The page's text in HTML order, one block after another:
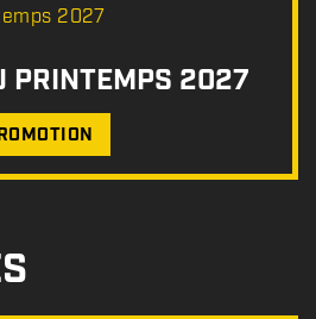
PRINTEMPS 2027